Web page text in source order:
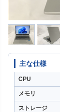
主な仕様
CPU
メモリ
ストレージ